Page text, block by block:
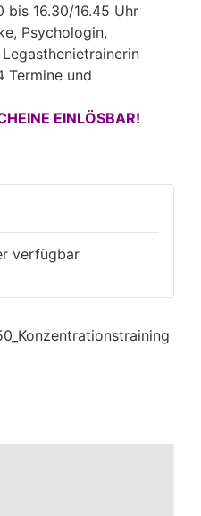
bis 16.30/16.45 Uhr
Psychologin,
Termine und
EINLÖSBAR!
verfügbar